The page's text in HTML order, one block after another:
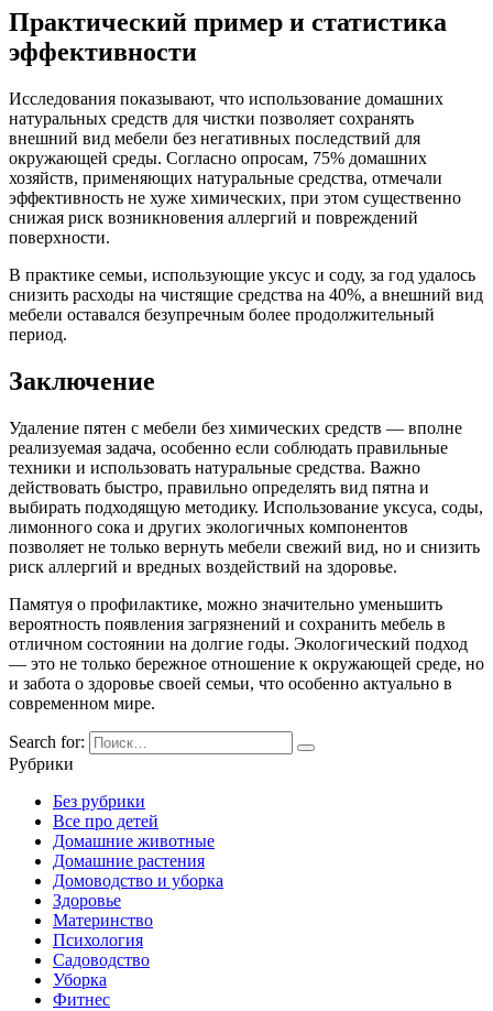
Практический пример и статистика
эффективности
Исследования показывают, что использование домашних
натуральных средств для чистки позволяет сохранять
внешний вид мебели без негативных последствий для
окружающей среды. Согласно опросам, 75% домашних
хозяйств, применяющих натуральные средства, отмечали
эффективность не хуже химических, при этом существенно
снижая риск возникновения аллергий и повреждений
поверхности.
В практике семьи, использующие уксус и соду, за год удалось
снизить расходы на чистящие средства на 40%, а внешний вид
мебели оставался безупречным более продолжительный
период.
Заключение
Удаление пятен с мебели без химических средств — вполне
реализуемая задача, особенно если соблюдать правильные
техники и использовать натуральные средства. Важно
действовать быстро, правильно определять вид пятна и
выбирать подходящую методику. Использование уксуса, соды,
лимонного сока и других экологичных компонентов
позволяет не только вернуть мебели свежий вид, но и снизить
риск аллергий и вредных воздействий на здоровье.
Памятуя о профилактике, можно значительно уменьшить
вероятность появления загрязнений и сохранить мебель в
отличном состоянии на долгие годы. Экологический подход
— это не только бережное отношение к окружающей среде, но
и забота о здоровье своей семьи, что особенно актуально в
современном мире.
Search for:
Рубрики
Без рубрики
Все про детей
Домашние животные
Домашние растения
Домоводство и уборка
Здоровье
Материнство
Психология
Садоводство
Уборка
Фитнес